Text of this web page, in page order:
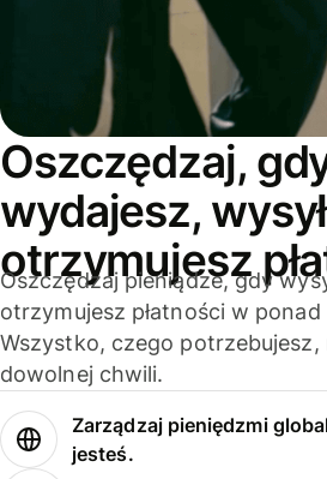
Oszczędzaj,
wydajesz,
otrzymujesz
Oszczędzaj pieniądze, gdy
otrzymujesz płatności w
Wszystko, czego
dowolnej chwili.
Zarządzaj pieniędzmi
jesteś.